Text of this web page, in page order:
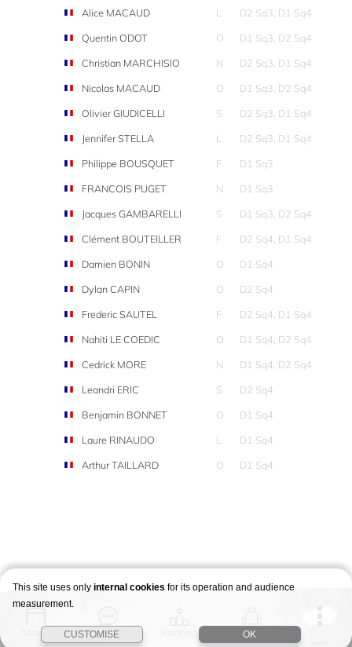
Alice MACAUD
L
D2 Sq3, D1 Sq4
Quentin ODOT
O
D1 Sq3, D2 Sq4
Christian MARCHISIO
N
D2 Sq3, D1 Sq4
Nicolas MACAUD
O
D1 Sq3, D2 Sq4
Olivier GIUDICELLI
S
D2 Sq3, D1 Sq4
Jennifer STELLA
L
D2 Sq3, D1 Sq4
Philippe BOUSQUET
F
D1 Sq3
FRANCOIS PUGET
N
D1 Sq3
Jacques GAMBARELLI
S
D1 Sq3, D2 Sq4
Clément BOUTEILLER
F
D2 Sq4, D1 Sq4
Damien BONIN
O
D1 Sq4
Dylan CAPIN
O
D2 Sq4
Frederic SAUTEL
F
D2 Sq4, D1 Sq4
Nahiti LE COEDIC
O
D1 Sq4, D2 Sq4
Cedrick MORE
N
D1 Sq4, D2 Sq4
Leandri ERIC
S
D2 Sq4
Benjamin BONNET
O
D1 Sq4
Laure RINAUDO
L
D1 Sq4
Arthur TAILLARD
O D1 Sq4
Match Story Stages
This site uses only internal cookies for its operation and audience
measurement.
CUSTOMISE OK